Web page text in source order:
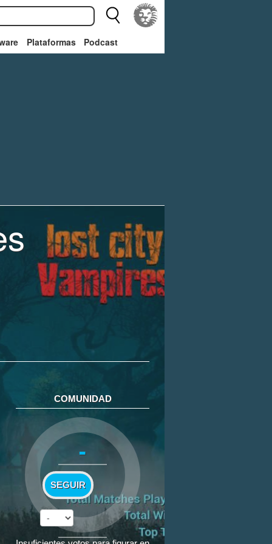
Plataformas Podcast
COMUNIDAD
-
SEGUIR